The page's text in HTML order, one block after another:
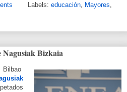
Labels: educación Mayores
Bizkaia